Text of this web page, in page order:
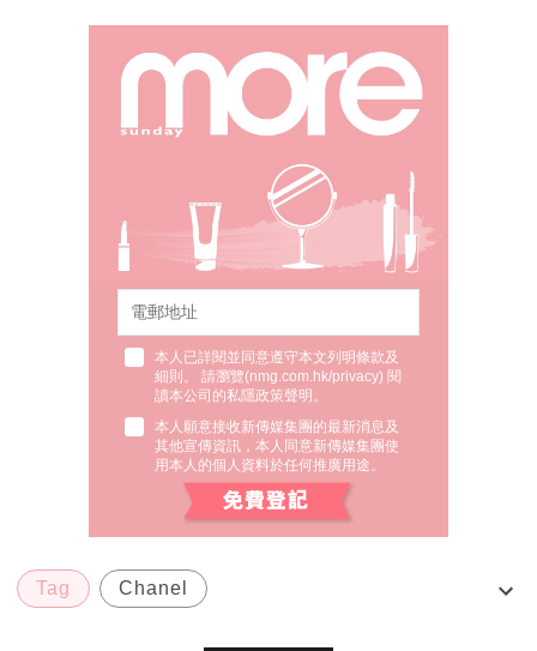
本人已詳閱並同意遵守本文列明條款及
細則。 請瀏覽(nmg.com.hk/privacy) 閱
讀本公司的私隱政策聲明。
本人願意接收新傳媒集團的最新消息及
其他宣傳資訊，本人同意新傳媒集團使
用本人的個人資料於任何推廣用途。
CHANEL 2018 春夏彩妝系列